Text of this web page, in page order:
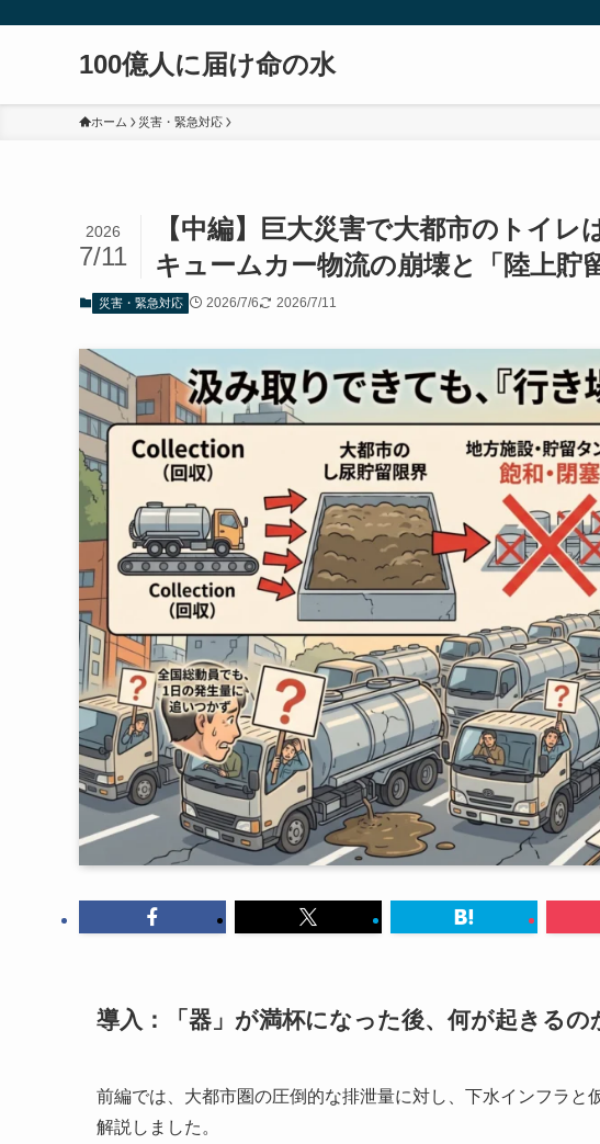
100億人に届け命の水
ホーム 災害・緊急対応
【中編】巨大災害で大都市のトイ
キュームカー物流の崩壊と「陸上貯
2026
7/11
災害・緊急対応 2026/7/6 2026/7/11
導入：「器」が満杯になった後、何が起きるの
前編では、大都市圏の圧倒的な排泄量に対し、下水インフラと
解説しました。